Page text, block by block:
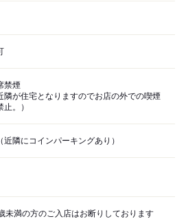
禁煙
隣が住宅となりますのでお店の外での喫煙
止。）
近隣にコインパーキングあり）
未満の方のご入店はお断りしております